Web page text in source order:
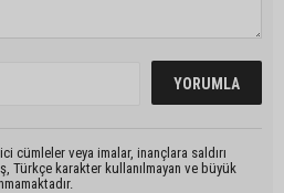
cümleler veya imalar, inançlara saldırı
Türkçe karakter kullanılmayan ve büyük